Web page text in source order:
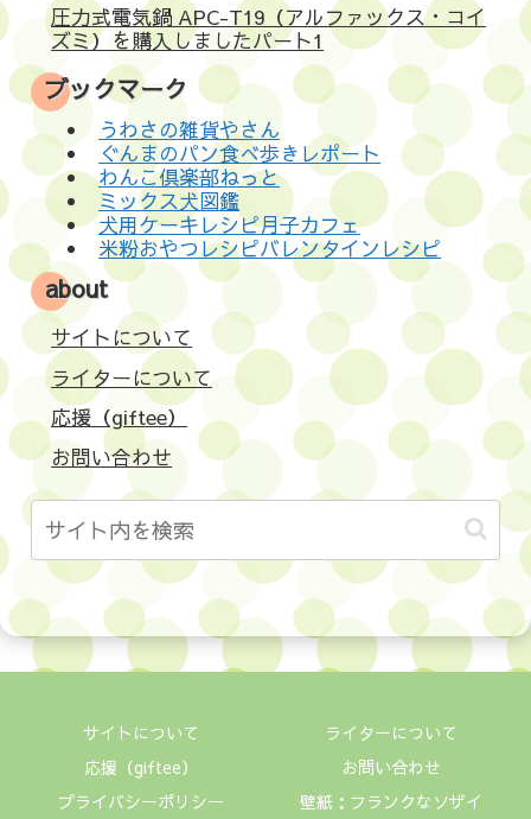
圧力式電気鍋 APC-T19（アルファックス・コイ
ズミ）を購入しましたパート1
ブックマーク
うわさの雑貨やさん
ぐんまのパン食べ歩きレポート
わんこ倶楽部ねっと
ミックス犬図鑑
犬用ケーキレシピ月子カフェ
米粉おやつレシピバレンタインレシピ
about
サイトについて
ライターについて
応援（giftee）
お問い合わせ
サイトについて
ライターについて
応援（giftee）
お問い合わせ
プライバシーポリシー
壁紙：フランクなソザイ